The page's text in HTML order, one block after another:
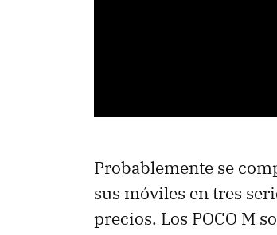
Probablemente se
sus móviles en tres
precios. Los POCO M